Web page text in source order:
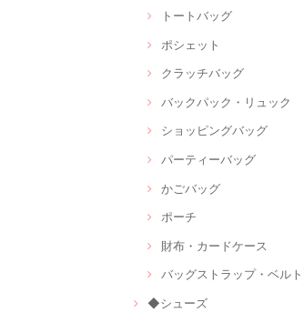
トートバッグ
ポシェット
クラッチバッグ
バックパック・リュック
ショッピングバッグ
パーティーバッグ
かごバッグ
ポーチ
財布・カードケース
バッグストラップ・ベルト
◆シューズ